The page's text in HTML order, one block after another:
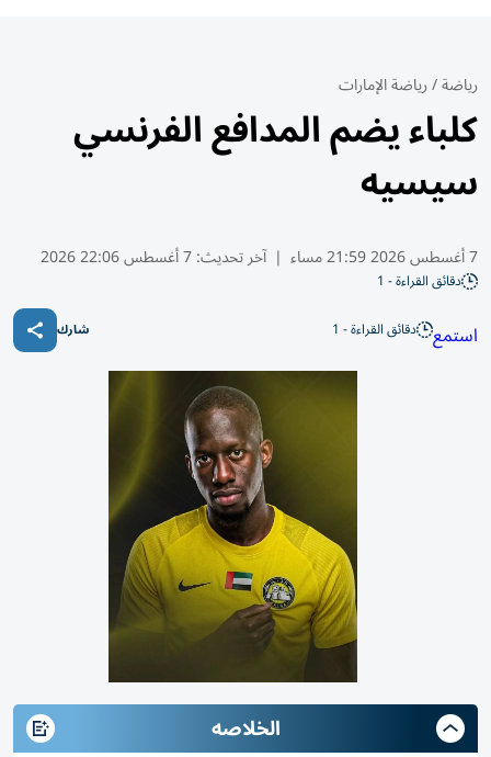
رياضة/رياضة الإمارات
كلباء يضم المدافع الفرنسي
سيسيه
7 أغسطس 2026 21:59 مساء | آخر تحديث:7 أغسطس 22:06 2026
دقائق القراءة - 1
استمع دقائق القراءة - 1 شارك
الخلاصه